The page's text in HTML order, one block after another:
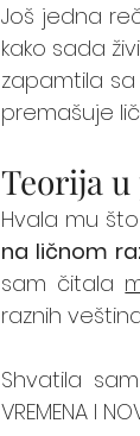
Još jedna
kako sada
zapamtila
premašuje
Teorija
Hvala mu
na ličnom
sam čitala
raznih
Shvatila sam
VREMENA I